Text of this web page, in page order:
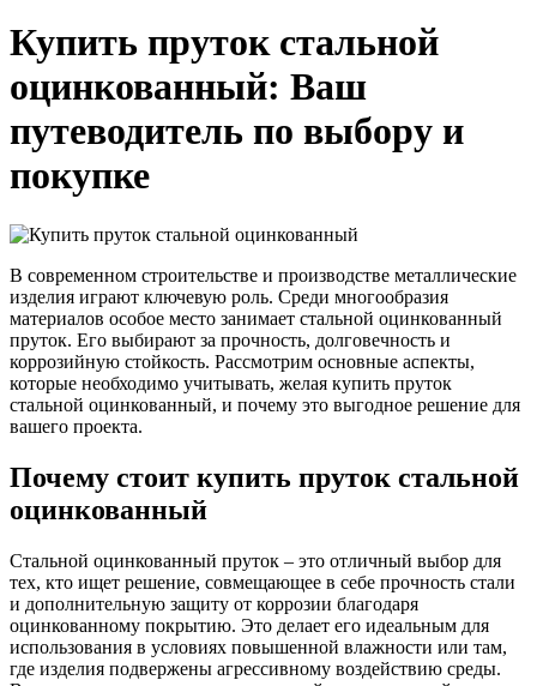
прямоугольные
нержавеющие
AISI
электросварные
AISI
Трубы
нержавеющие
перфорированные
Трубы
нержавеющие
бесшовные
алюминиевая
Профиль
алюминиевый
(вентиляционный)
Тавр
Уголок
алюминиевый
Фольга
алюминиевая
Чушка
алюминиевая
Швеллер
алюминиевый
Шина
алюминиевая
Квадрат
(пруток)
Лента
латунная
Лист
латунный
Труба
Отводы
стальные
Тройники
стальные
Хомуты
стальные
Крепеж
шуруп-
шпилька
и
чугунные
Группы
товары
Купить пруток стальной
оцинкованный: Ваш
путеводитель по выбору и
покупке
В современном строительстве и производстве металлические
изделия играют ключевую роль. Среди многообразия
материалов особое место занимает стальной оцинкованный
пруток. Его выбирают за прочность, долговечность и
коррозийную стойкость. Рассмотрим основные аспекты,
которые необходимо учитывать, желая купить пруток
стальной оцинкованный, и почему это выгодное решение для
вашего проекта.
Почему стоит купить пруток стальной
оцинкованный
Стальной оцинкованный пруток – это отличный выбор для
тех, кто ищет решение, совмещающее в себе прочность стали
и дополнительную защиту от коррозии благодаря
оцинкованному покрытию. Это делает его идеальным для
использования в условиях повышенной влажности или там,
где изделия подвержены агрессивному воздействию среды.